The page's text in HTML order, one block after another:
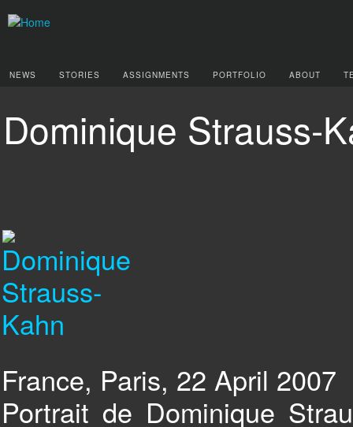
NEWS STORIES ASSIGNMENTS PORTFOLIO ABOUT
Dominique Strauss-
France, Paris, 22 April 2007
Portrait de Dominique